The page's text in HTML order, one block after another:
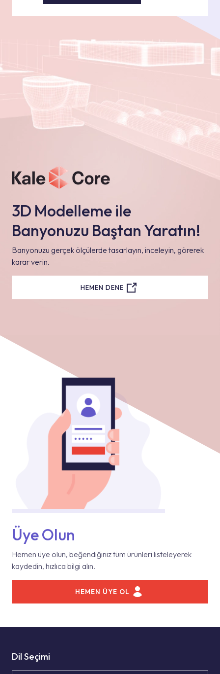
3D Modelleme ile
Banyonuzu Baştan Yaratın!
Banyonuzu gerçek ölçülerde tasarlayın, inceleyin, görerek
karar verin.
HEMEN DENE
Üye Olun
Hemen üye olun, beğendiğiniz tüm ürünleri listeleyerek
kaydedin, hızlıca bilgi alın.
HEMEN ÜYE OL
Dil Seçimi